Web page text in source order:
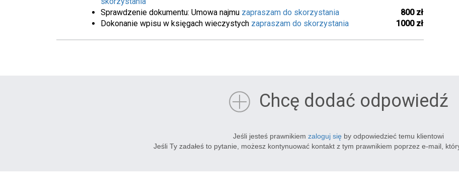
Sprawdzenie dokumentu: Umowa najmu
800 zł
zapraszam do skorzystania
Dokonanie wpisu w księgach wieczystych
1000 zł
zapraszam do skorzystania
Chcę dodać odpowiedź
Jeśli jesteś prawnikiem zaloguj się by odpowiedzieć temu klientowi
Jeśli Ty zadałeś to pytanie, możesz kontynuować kontakt z tym prawnikiem poprzez e-mail,